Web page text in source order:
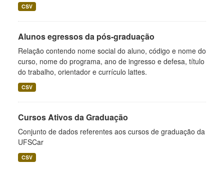
CSV
Alunos egressos da pós-graduação
Relação contendo nome social do aluno, código e nome do
curso, nome do programa, ano de ingresso e defesa, título
do trabalho, orientador e currículo lattes.
CSV
Cursos Ativos da Graduação
Conjunto de dados referentes aos cursos de graduação da
UFSCar
CSV